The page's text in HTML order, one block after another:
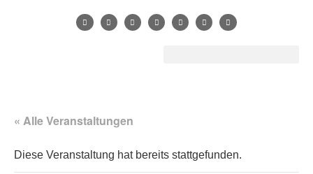
« Alle Veranstaltungen
Diese Veranstaltung hat bereits stattgefunden.